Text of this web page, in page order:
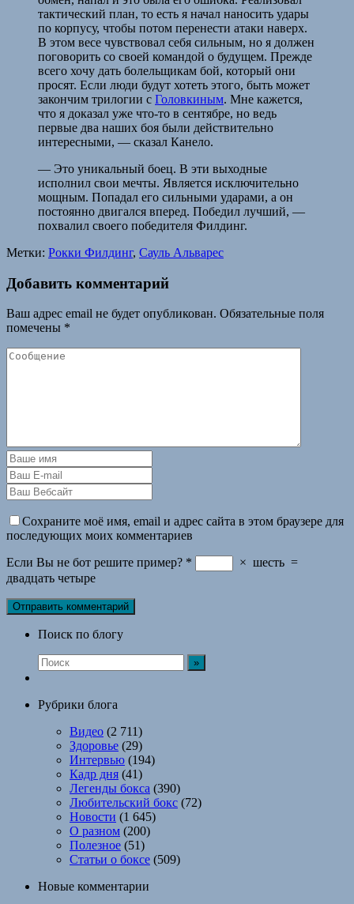
тактический план, то есть я начал наносить удары
по корпусу, чтобы потом перенести атаки наверх.
В этом весе чувствовал себя сильным, но я должен
поговорить со своей командой о будущем. Прежде
всего хочу дать болельщикам бой, который они
просят. Если люди будут хотеть этого, быть может
закончим трилогии с Головкиным. Мне кажется,
что я доказал уже что-то в сентябре, но ведь
первые два наших боя были действительно
интересными, — сказал Канело.
— Это уникальный боец. В эти выходные
исполнил свои мечты. Является исключительно
мощным. Попадал его сильными ударами, а он
постоянно двигался вперед. Победил лучший, —
похвалил своего победителя Филдинг.
Метки: Рокки Филдинг, Сауль Альварес
Добавить комментарий
Ваш адрес email не будет опубликован. Обязательные поля
помечены *
Сохраните моё имя, email и адрес сайта в этом браузере для
последующих моих комментариев
Если Вы не бот решите пример? * × шесть =
двадцать четыре
Поиск по блогу
Рубрики блога
Видео (2 711)
Здоровье (29)
Интервью (194)
Кадр дня (41)
Легенды бокса (390)
Любительский бокс (72)
Новости (1 645)
О разном (200)
Полезное (51)
Статьи о боксе (509)
Новые комментарии